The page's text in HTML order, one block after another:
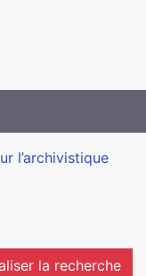
l’archivistique
la recherche